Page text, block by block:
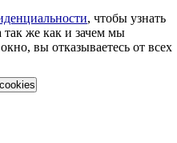
, чтобы узнать
так же как и зачем мы
вы отказываетесь от всех